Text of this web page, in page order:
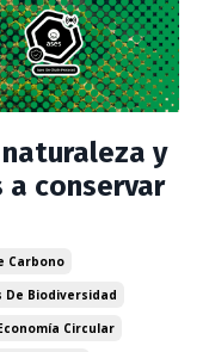
y
a conservar
Carbono
De Biodiversidad
Circular